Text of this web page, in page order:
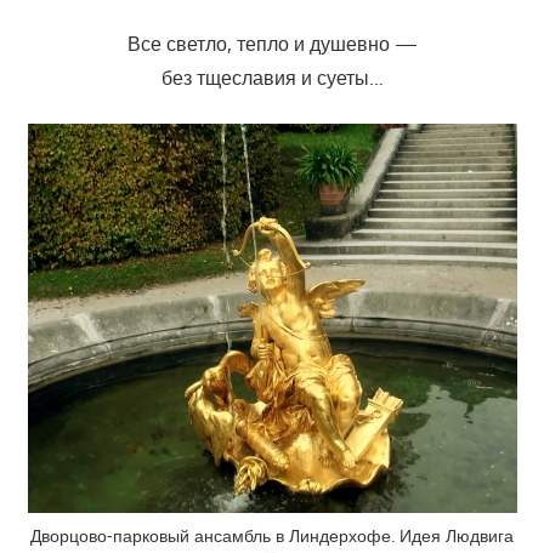
Все светло, тепло и душевно —
без тщеславия и суеты…
Дворцово-парковый ансамбль в Линдерхофе. Идея Людвига